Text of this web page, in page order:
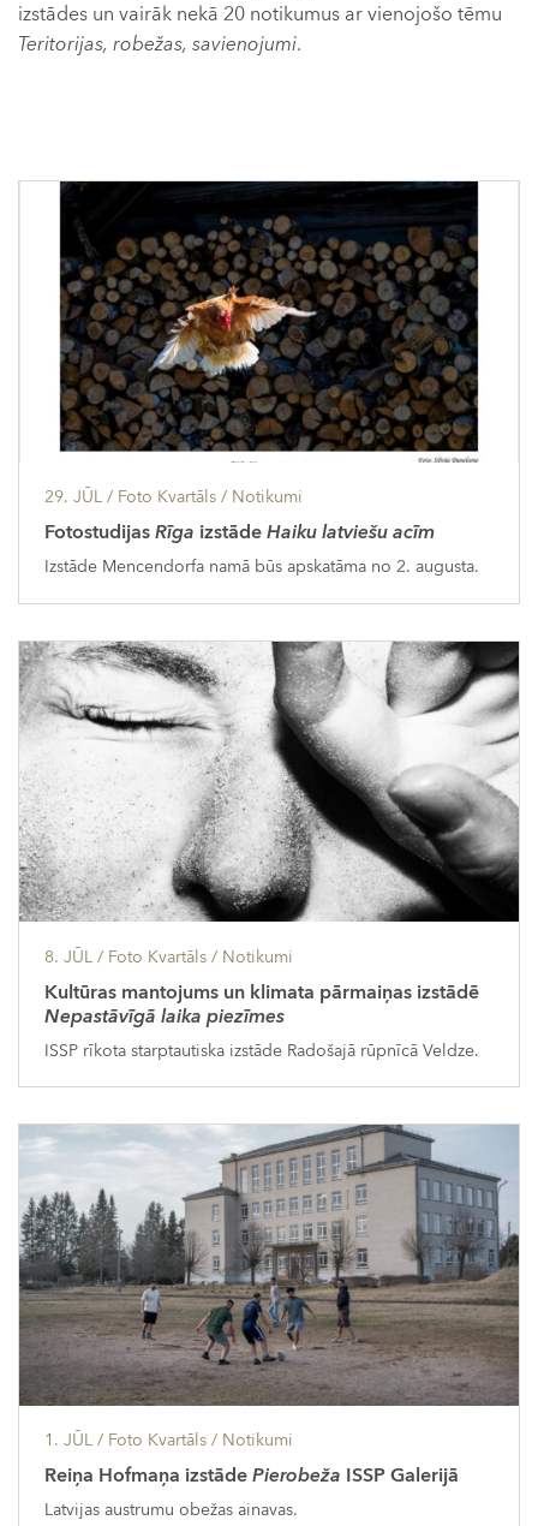
izstādes un vairāk nekā 20 notikumus ar vienojošo tēmu
Teritorijas, robežas, savienojumi.
29. JŪL / Foto Kvartāls / Notikumi
FotostudijasRīga izstādeHaiku latviešu acīm
Izstāde Mencendorfa namā būs apskatāma no 2. augusta.
8. JŪL / Foto Kvartāls / Notikumi
Kultūras mantojums un klimata pārmaiņas izstādē
Nepastāvīgā laika piezīmes
ISSP rīkota starptautiska izstāde Radošajā rūpnīcā Veldze.
1. JŪL / Foto Kvartāls / Notikumi
Reiņa Hofmaņa izstādePierobeža ISSP Galerijā
Latvijas austrumu obežas ainavas.